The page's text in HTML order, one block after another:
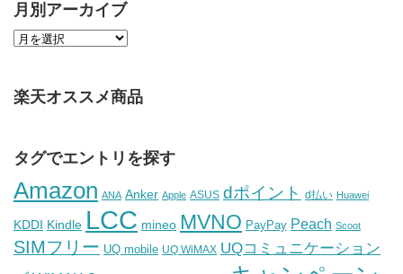
月別アーカイブ
楽天オススメ商品
タグでエントリを探す
Amazon ANA Anker Apple ASUS dポイント d払い Huawei
KDDI Kindle LCC mineo MVNO PayPay Peach Scoot
SIMフリー UQ mobile UQ WiMAX UQコミュニケーション